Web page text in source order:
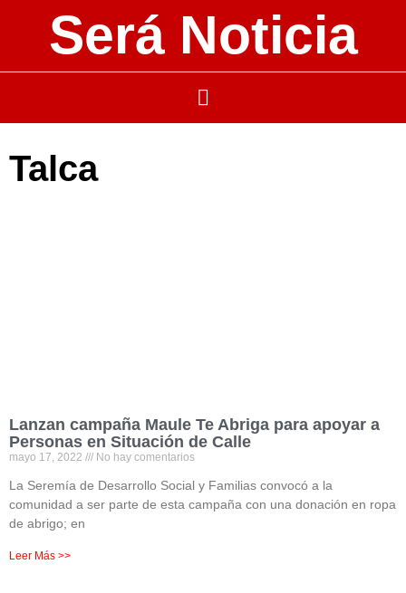
Será Noticia
Talca
Lanzan campaña Maule Te Abriga para apoyar a
Personas en Situación de Calle
mayo 17, 2022 No hay comentarios
La Seremía de Desarrollo Social y Familias convocó a la
comunidad a ser parte de esta campaña con una donación en ropa
de abrigo; en
Leer Más >>